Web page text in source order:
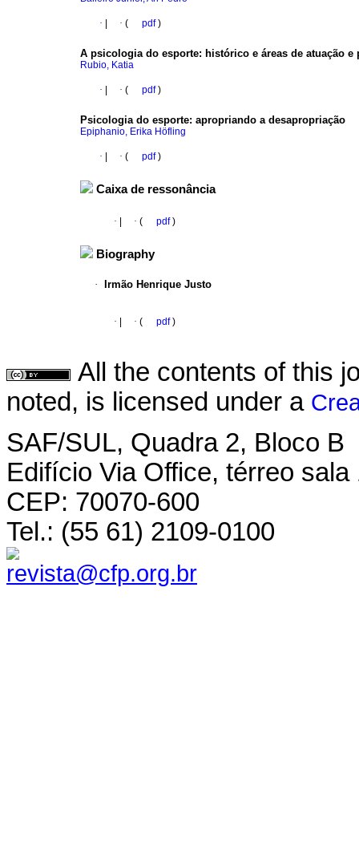
· · ( pdf)
A psicologia do esporte: histórico e áreas de atuação e
Rubio, Katia
· · ( pdf)
Psicologia do esporte: apropriando a desapropriação
Epiphanio, Erika Höfling
· · ( pdf)
Caixa de ressonância
· · ( pdf)
Biography
· Irmão Henrique Justo
· · ( pdf)
All the contents of this
noted, is licensed under a
SAF/SUL, Quadra 2, Bloco B
Edifício Via Office, térreo sala
CEP: 70070-600
Tel.: (55 61) 2109-0100
revista@cfp.org.br